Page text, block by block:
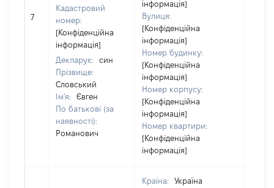
7
Кадастровий
номер:
[Конфіденційна
інформація]
Декларує:
син
Прізвище:
Словський
Ім'я:
Євген
По батькові (за
наявності):
Романович
інформація]
Вулиця:
[Конфіденційна
інформація]
Номер будинку:
[Конфіденційна
інформація]
Номер корпусу:
[Конфіденційна
інформація]
Номер квартири:
[Конфіденційна
інформація]
Країна:
Україна